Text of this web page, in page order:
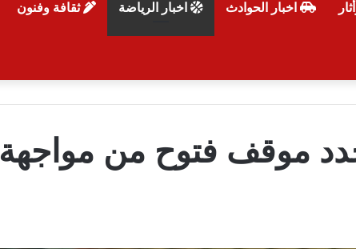
اخبار الحوادث اخبار الرياضة ثقافة وفنون
موقف فتوح من مواجهة